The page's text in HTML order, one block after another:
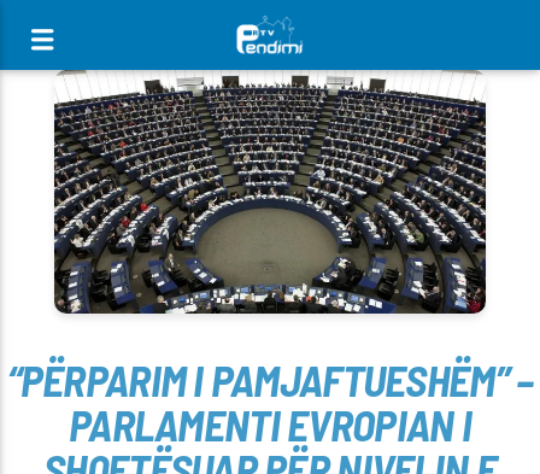
[There are no radio stations in the database]
“PËRPARIM I PAMJAFTUESHËM” –
PARLAMENTI EVROPIAN I